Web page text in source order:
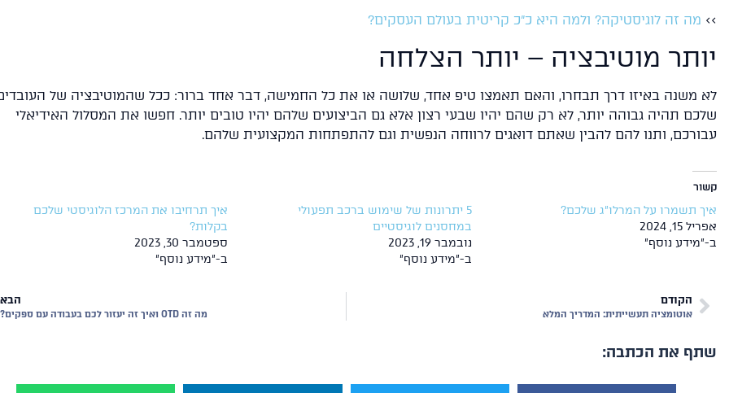
>> מה זה לוגיסטיקה? ולמה היא כ"כ קריטית בעולם העסקים?
יותר מוטיבציה – יותר הצלחה
לא משנה באיזו דרך תבחרו, והאם תאמצו טיפ אחד, שלושה או את כל החמישה, דבר אחד ברור: ככל שהמוטיבציה של
שלכם תהיה גבוהה יותר, לא רק שהם יהיו שבעי רצון אלא גם הביצועים שלהם יהיו טובים יותר. חפשו את המסלול האידיאלי
עבורכם, ותנו להם להבין שאתם דואגים לרווחה הנפשית וגם להתפתחות המקצועית שלהם.
קשור
איך תשמרו על המרלו"ג שלכם?
אפריל 15, 2024
ב-"מידע נוסף"
5 יתרונות של שימוש ברכב תפעולי
במחסנים לוגיסטיים
נובמבר 19, 2023
ב-"מידע נוסף"
איך תרחיבו את המרכז הלוגיסטי שלכם
בקלות?
ספטמבר 30, 2023
ב-"מידע נוסף"
הקודם
אוטומציה תעשייתית: המדריך המלא
הבא
מה זה OTD ואיך זה יעזור לכם בעבודה עם ספקים?
שתף את הכתבה: